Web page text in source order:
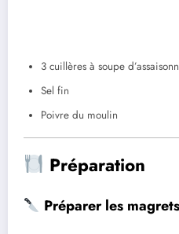
3 cuillères à soupe
Sel fin
Poivre du moulin
Préparation
Préparer les magrets